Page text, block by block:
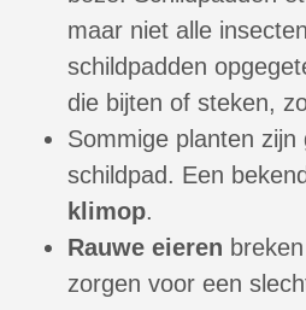
maar niet alle
schildpadden
die bijten of steken,
Sommige planten zijn
schildpad. Een
klimop.
Rauwe eieren
zorgen voor een